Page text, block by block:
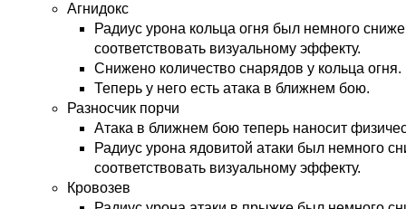
Агнидокс
Радиус урона кольца огня был немного
соответствовать визуальному эффекту.
Снижено количество снарядов у кольца огня.
Теперь у него есть атака в ближнем бою.
Разносчик порчи
Атака в ближнем бою теперь наносит
Радиус урона ядовитой атаки был немного
соответствовать визуальному эффекту.
Кровозев